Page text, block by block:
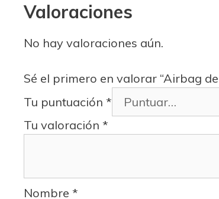
Valoraciones
No hay valoraciones aún.
Sé el primero en valorar “Airbag
Tu puntuación *
Tu valoración *
Nombre *